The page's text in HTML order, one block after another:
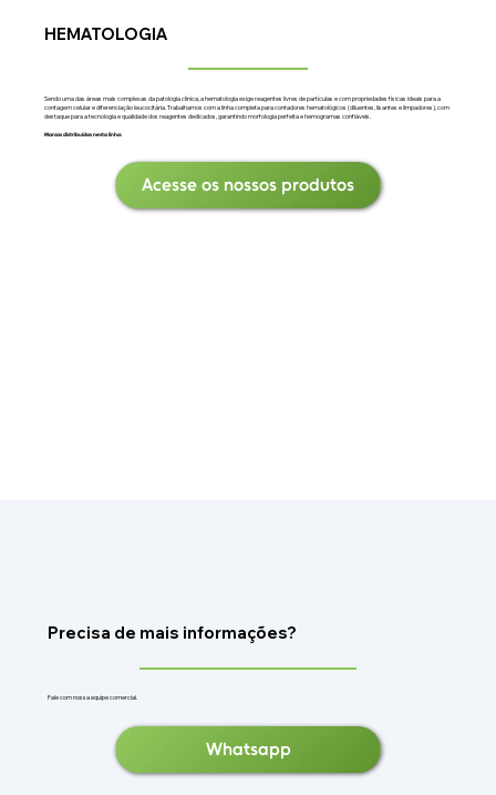
HEMATOLOGIA
Sendo uma das áreas mais complexas da patologia clínica, a hematologia exige reagentes livres de partículas e com propriedades físicas ideais para a
contagem celular e diferenciação leucocitária. Trabalhamos com a linha completa para contadores hematológicos (diluentes, lisantes e limpadores), com
destaque para a tecnologia e qualidade dos reagentes dedicados, garantindo morfologia perfeita e hemogramas confiáveis.
Marcas distribuídas nesta linha:
Acesse os nossos produtos
Precisa de mais informações?
Fale com nossa equipe comercial.
Whatsapp